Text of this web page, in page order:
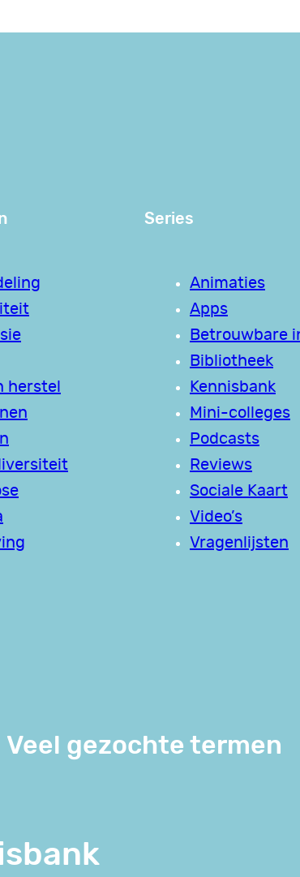
herstel
Series
Animaties
Apps
Betrouwbare
Bibliotheek
Kennisbank
Mini-colleges
Podcasts
Reviews
Sociale Kaart
Video’s
Vragenlijsten
Veel gezochte termen